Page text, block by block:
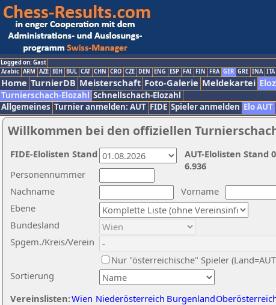
Logged on: Gast
Arabic ARM AZE BIH BUL CAT CHN CRO CZE DEN ENG ESP FAI FIN FRA GER GRE INA ITA
Home TurnierDB Meisterschaft Foto-Galerie Meldekartei
Turnierschach-Elozahl Schnellschach-Elozahl
Allgemeines Turnier anmelden: AUT FIDE Spieler anmelden Elo AUT
Willkommen bei den offiziellen
Nachname
Vorname
Ebene
Sortierung
Personennummer
Bundesland
Spgem./Kreis/Verein
Nur "österreichische" Spieler
Vereinslisten:Wien Niederösterreich Burgenland
AUT-Elolisten Stand
6.936
FIDE-Elolisten Stand